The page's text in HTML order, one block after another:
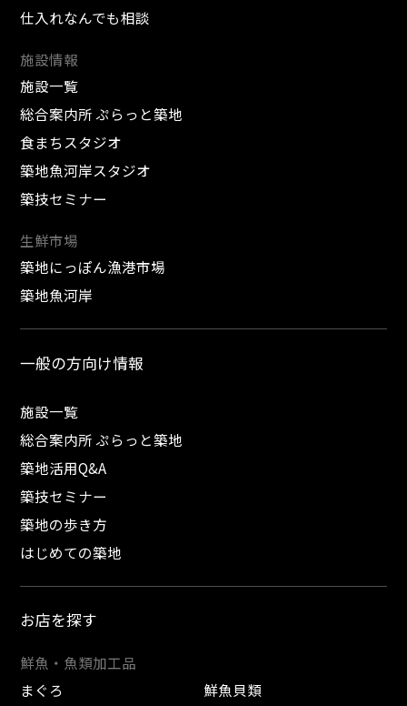
仕入れなんでも相談
施設情報
施設一覧
総合案内所 ぷらっと築地
食まちスタジオ
築地魚河岸スタジオ
築技セミナー
生鮮市場
築地にっぽん漁港市場
築地魚河岸
一般の方向け情報
施設一覧
総合案内所 ぷらっと築地
築地活用Q&A
築技セミナー
築地の歩き方
はじめての築地
お店を探す
鮮魚・魚類加工品
まぐろ
鮮魚貝類